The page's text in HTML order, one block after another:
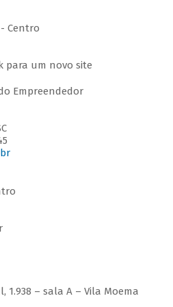
Centro
Empreendedor
1.938 – sala A – Vila Moema